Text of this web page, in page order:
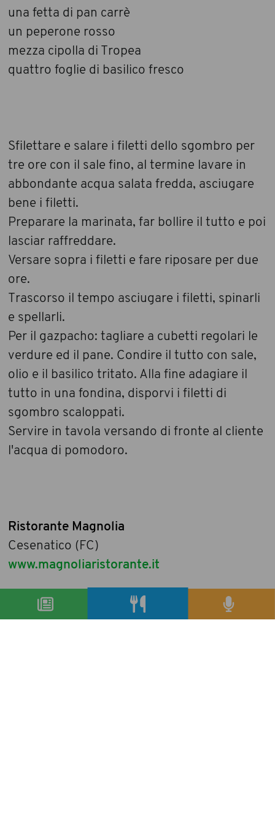
una fetta di pan carrè
un peperone rosso
mezza cipolla di Tropea
quattro foglie di basilico fresco
Sfilettare e salare i filetti dello sgombro per
tre ore con il sale fino, al termine lavare in
abbondante acqua salata fredda, asciugare
bene i filetti.
Preparare la marinata, far bollire il tutto e poi
lasciar raffreddare.
Versare sopra i filetti e fare riposare per due
ore.
Trascorso il tempo asciugare i filetti, spinarli
e spellarli.
Per il gazpacho: tagliare a cubetti regolari le
verdure ed il pane. Condire il tutto con sale,
olio e il basilico tritato. Alla fine adagiare il
tutto in una fondina, disporvi i filetti di
sgombro scaloppati.
Servire in tavola versando di fronte al cliente
l'acqua di pomodoro.
Ristorante Magnolia
Cesenatico (FC)
www.magnoliaristorante.it